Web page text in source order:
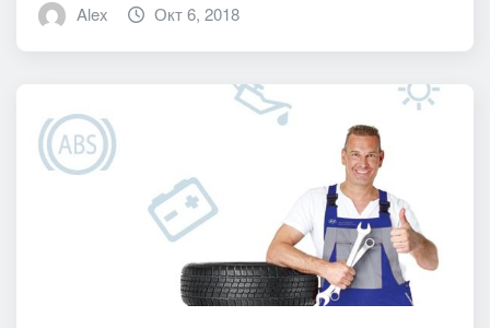
Alex Окт 6, 2018